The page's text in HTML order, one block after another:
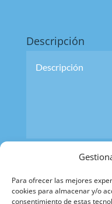
Para ofrecer las mejores
cookies para almacenar y/o
consentimiento de estas
Descripción